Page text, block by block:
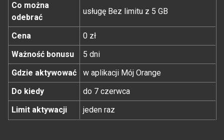
Co można
odebrać
usługę Bez limitu z 5 GB
Cena
0 zł
Ważność bonusu
5 dni
Gdzie aktywować
w aplikacji Mój Orange
Do kiedy
do 7 czerwca
Limit aktywacji
jeden raz